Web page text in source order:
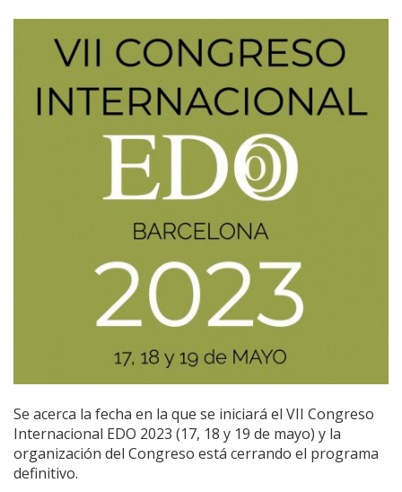
Se acerca la fecha en la que se iniciará el VII Congreso
Internacional EDO 2023 (17, 18 y 19 de mayo) y la
organización del Congreso está cerrando el programa
definitivo.